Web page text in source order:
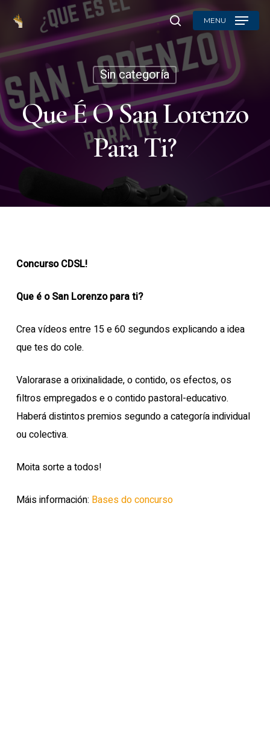
main
content
searchMENU
Sin categoría
Que É O San Lorenzo
Para Ti?
Concurso CDSL!
Que é o San Lorenzo para ti?
Crea vídeos entre 15 e 60 segundos explicando a idea
que tes do cole.
Valorarase a orixinalidade, o contido, os efectos, os
filtros empregados e o contido pastoral-educativo.
Haberá distintos premios segundo a categoría individual
ou colectiva.
Moita sorte a todos!
Máis información: Bases do concurso